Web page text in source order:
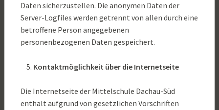
Daten sicherzustellen. Die anonymen Daten der
Server-Logfiles werden getrennt von allen durch eine
betroffene Person angegebenen
personenbezogenen Daten gespeichert.
Kontaktmöglichkeit über die Internetseite
Die Internetseite der Mittelschule Dachau-Süd
enthält aufgrund von gesetzlichen Vorschriften